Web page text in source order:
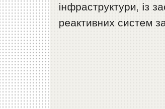
інфраструктури, із
реактивних систем